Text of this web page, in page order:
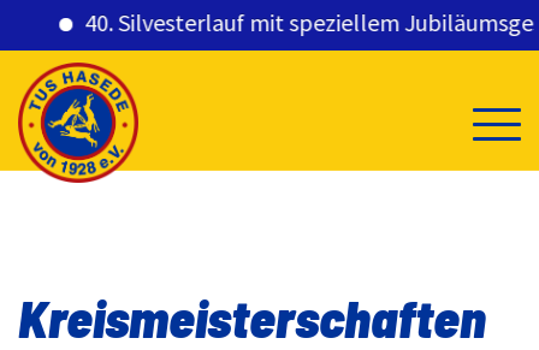
40. Silvesterlauf mit speziellem
content
Kreismeisterschaften